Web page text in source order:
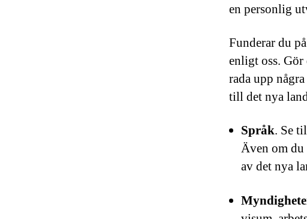
en personlig
Funderar du
enligt oss. Gör
rada upp
till det nya
Språk. Se
Även om
av det nya